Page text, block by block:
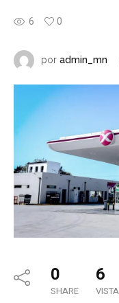
6 0
por admin_mn
0
SHARE
6